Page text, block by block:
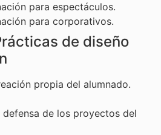
para espectáculos.
para corporativos.
de diseño
propia del alumnado.
defensa de los proyectos del